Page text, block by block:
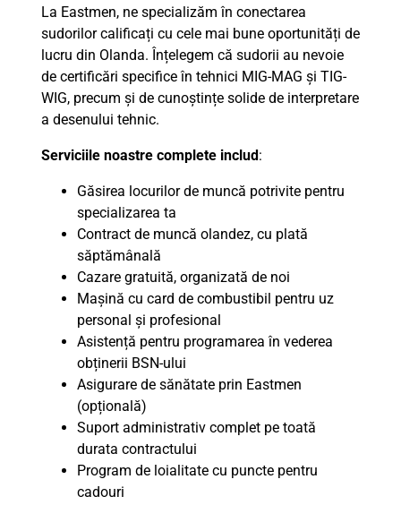
La Eastmen, ne specializăm în conectarea
sudorilor calificați cu cele mai bune oportunități de
lucru din Olanda. Înțelegem că sudorii au nevoie
de certificări specifice în tehnici MIG-MAG și TIG-
WIG, precum și de cunoștințe solide de interpretare
a desenului tehnic.
Serviciile noastre complete includ:
Găsirea locurilor de muncă potrivite pentru
specializarea ta
Contract de muncă olandez, cu plată
săptămânală
Cazare gratuită, organizată de noi
Mașină cu card de combustibil pentru uz
personal și profesional
Asistență pentru programarea în vederea
obținerii BSN-ului
Asigurare de sănătate prin Eastmen
(opțională)
Suport administrativ complet pe toată
durata contractului
Program de loialitate cu puncte pentru
cadouri